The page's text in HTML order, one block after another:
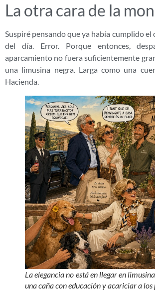
La otra cara de la
Suspiré pensando que ya había cumplido el
del día. Error. Porque entonces,
aparcamiento no fuera suficientemente
una limusina negra. Larga como una
Hacienda.
La elegancia no está en llegar en
una caña con educación y acariciar a los